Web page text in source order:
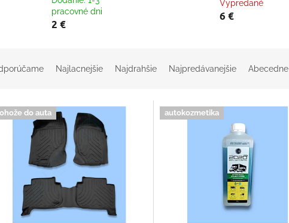
pracovné dni
2 €
Vypredané
6 €
Najlacnejšie Najdrahšie Najpredávanejšie Abecedne
do auta autokozmetika